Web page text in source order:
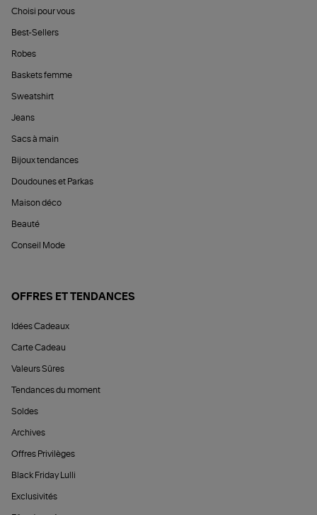
Choisi pour vous
Best-Sellers
Robes
Baskets femme
Sweatshirt
Jeans
Sacs à main
Bijoux tendances
Doudounes et Parkas
Maison déco
Beauté
Conseil Mode
OFFRES ET TENDANCES
Idées Cadeaux
Carte Cadeau
Valeurs Sûres
Tendances du moment
Soldes
Archives
Offres Privilèges
Black Friday Lulli
Exclusivités